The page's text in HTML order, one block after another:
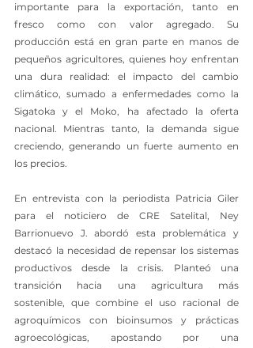
importante para la exportación, tanto en
fresco como con valor agregado. Su
producción está en gran parte en manos de
pequeños agricultores, quienes hoy enfrentan
una dura realidad: el impacto del cambio
climático, sumado a enfermedades como la
Sigatoka y el Moko, ha afectado la oferta
nacional. Mientras tanto, la demanda sigue
creciendo, generando un fuerte aumento en
los precios.
En entrevista con la periodista Patricia Giler
para el noticiero de CRE Satelital, Ney
Barrionuevo J. abordó esta problemática y
destacó la necesidad de repensar los sistemas
productivos desde la crisis. Planteó una
transición hacia una agricultura más
sostenible, que combine el uso racional de
agroquímicos con bioinsumos y prácticas
agroecológicas, apostando por una